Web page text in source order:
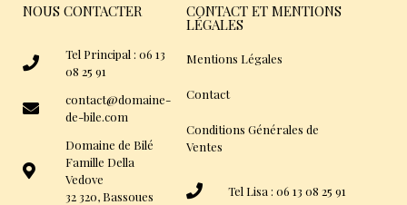
NOUS CONTACTER
Tel Principal : 06 13
08 25 91
contact@domaine-
de-bile.com
Domaine de Bilé
Famille Della
Vedove
32 320, Bassoues
CONTACT ET MENTIONS
LÉGALES
Mentions Légales
Contact
Conditions Générales de
Ventes
Tel Lisa : 06 13 08 25 91